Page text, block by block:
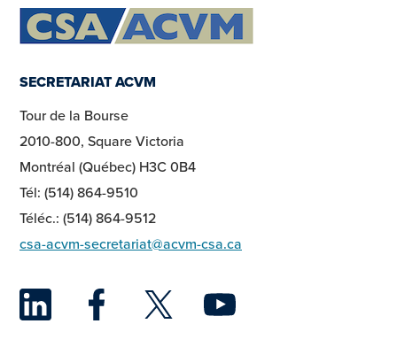
SECRETARIAT ACVM
Tour de la Bourse
2010-800, Square Victoria
Montréal (Québec) H3C 0B4
Tél: (514) 864-9510
Téléc.: (514) 864-9512
csa-acvm-secretariat@acvm-csa.ca
LinkedIn
Facebook
Twitter